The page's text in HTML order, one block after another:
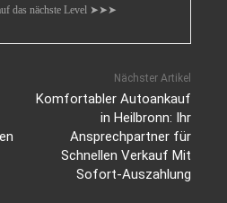
das nächste Level ➤➤➤
Nächster Artikel
Komfortabler Autoankauf
in Heilbronn: Ihr
Ansprechpartner für
Schnellen Verkauf Mit
Sofort-Auszahlung